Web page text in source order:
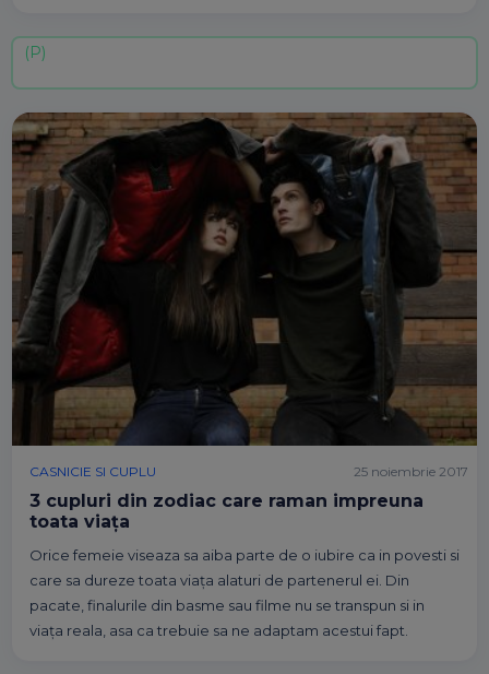
CASNICIE SI CUPLU
3 cupluri din zodiac care raman impreuna
toata viața
Orice femeie viseaza sa aiba parte de o iubire ca in povesti si
care sa dureze toata viața alaturi de partenerul ei. Din
pacate, finalurile din basme sau filme nu se transpun si in
viața reala, asa ca trebuie sa ne adaptam acestui fapt.
25 noiembrie 2017